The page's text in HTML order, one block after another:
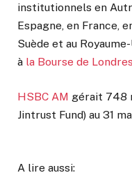
institutionnels en
Espagne, en France,
Suède et au
à la Bourse de Londres
HSBC AM gérait 748
Jintrust Fund) au 31
A lire aussi: